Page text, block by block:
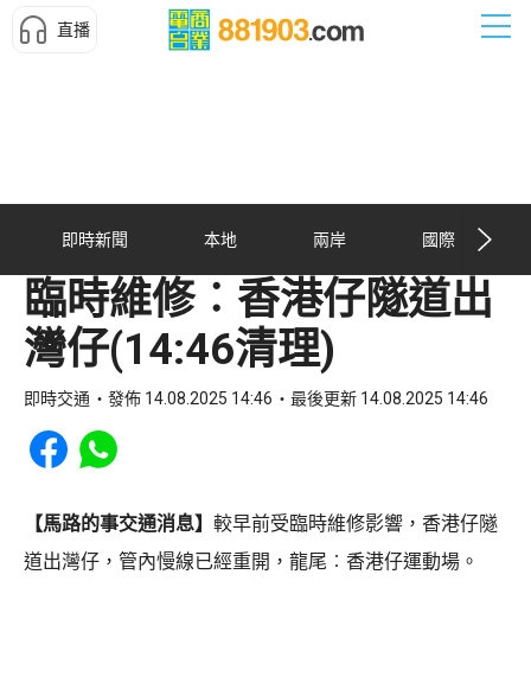
直播
即時新聞 本地 兩岸 國際
臨時維修︰香港仔隧道出
灣仔(14:46清理)
即時交通 發佈 14.08.2025 14:46 最後更新 14.08.2025 14:46
Share to Facebook
Share to WhatsApp
【馬路的事交通消息】 較早前受臨時維修影響，香港仔隧
道出灣仔，管內慢線已經重開，龍尾︰香港仔運動場。